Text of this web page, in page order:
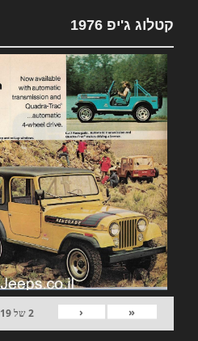
קטלוג ג'יפ 1976
«
‹
2של19